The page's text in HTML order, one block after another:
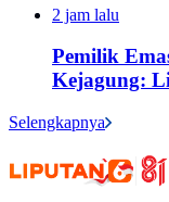
2 jam lalu
Pemilik
Kejagung:
Selengkapnya